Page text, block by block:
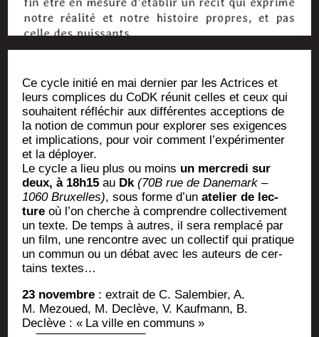
Ce cycle ini­tié en mai der­nier par les Actrices et
leurs com­plices du CoDK réunit celles et ceux qui
sou­haitent réflé­chir aux dif­fé­rentes accep­tions de
la notion de com­mun pour explo­rer ses exi­gences
et impli­ca­tions, pour voir com­ment l’expérimenter
et la déployer.
Le cycle a lieu plus ou moins un mer­cre­di sur
deux, à 18h15 au Dk (70B rue de Dane­mark –
1060 Bruxelles), sous forme d’unate­lier de lec­
ture où l’on cherche à com­prendre col­lec­ti­ve­ment
un texte. De temps à autres, il sera rem­pla­cé par
un film, une ren­contre avec un col­lec­tif qui pra­tique
un com­mun ou un débat avec les auteurs de cer­
tains textes…
23 novembre : extrait de C. Salem­bier, A.
M. Mezoued, M. Declève, V. Kauf­mann, B.
Declève : « La ville en com­muns »